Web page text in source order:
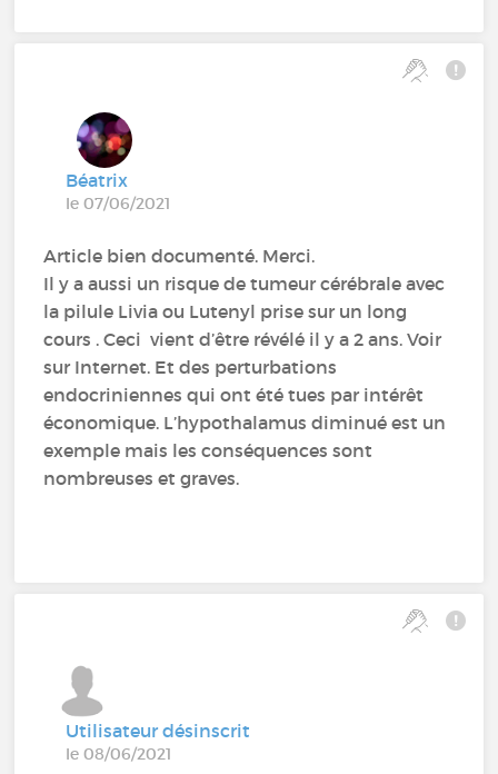
Béatrix
le 07/06/2021
Article bien documenté. Merci.
Il y a aussi un risque de tumeur cérébrale avec
la pilule Livia ou Lutenyl prise sur un long
cours . Ceci vient d’être révélé il y a 2 ans. Voir
sur Internet. Et des perturbations
endocriniennes qui ont été tues par intérêt
économique. L’hypothalamus diminué est un
exemple mais les conséquences sont
nombreuses et graves.
Utilisateur désinscrit
le 08/06/2021